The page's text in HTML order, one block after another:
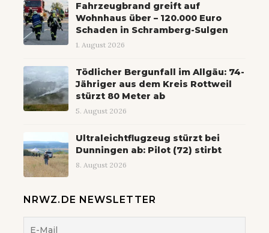
Fahrzeugbrand greift auf
Wohnhaus über – 120.000 Euro
Schaden in Schramberg-Sulgen
1. August 2026
Tödlicher Bergunfall im Allgäu: 74-
Jähriger aus dem Kreis Rottweil
stürzt 80 Meter ab
5. August 2026
Ultraleichtflugzeug stürzt bei
Dunningen ab: Pilot (72) stirbt
8. August 2026
NRWZ.DE NEWSLETTER